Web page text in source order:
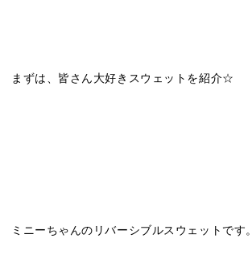
まずは、皆さん大好きスウェットを紹介☆
ミニーちゃんのリバーシブルスウェットです。